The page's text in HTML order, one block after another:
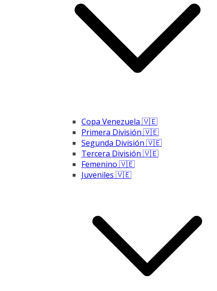
Copa Venezuela 🇻🇪
Primera División 🇻🇪
Segunda División 🇻🇪
Tercera División 🇻🇪
Femenino 🇻🇪
Juveniles 🇻🇪